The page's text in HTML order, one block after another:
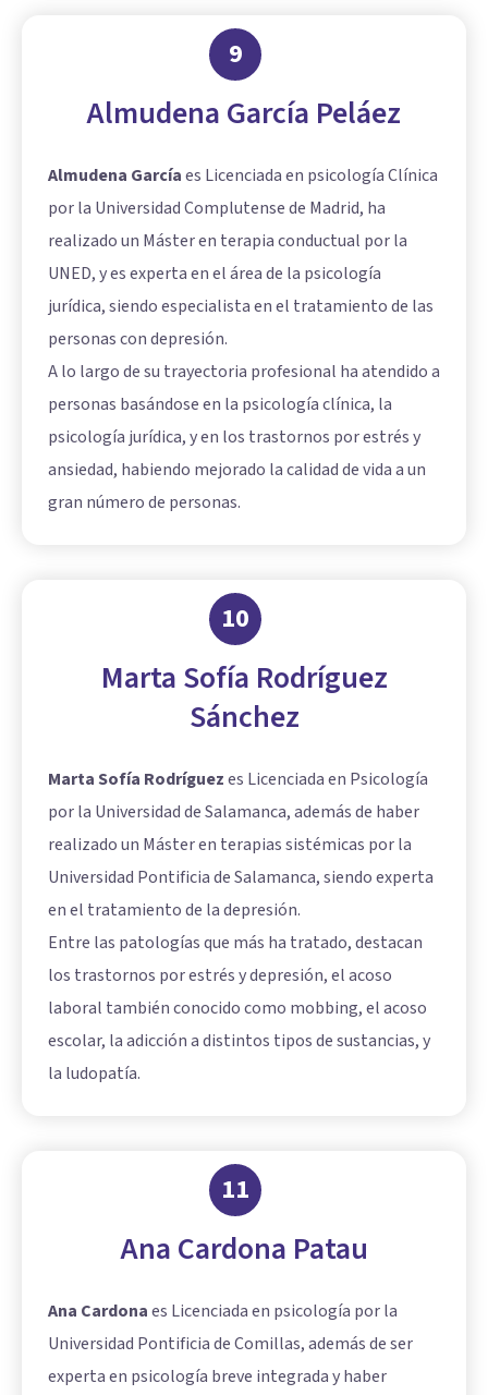
9
Almudena García Peláez
Almudena Garcíaes Licenciada en psicología Clínica
por la Universidad Complutense de Madrid, ha
realizado un Máster en terapia conductual por la
UNED, y es experta en el área de la psicología
jurídica, siendo especialista en el tratamiento de las
personas con depresión.
A lo largo de su trayectoria profesional ha atendido a
personas basándose en la psicología clínica, la
psicología jurídica, y en los trastornos por estrés y
ansiedad, habiendo mejorado la calidad de vida a un
gran número de personas.
10
Marta Sofía Rodríguez
Sánchez
Marta Sofía Rodríguezes Licenciada en Psicología
por la Universidad de Salamanca, además de haber
realizado un Máster en terapias sistémicas por la
Universidad Pontificia de Salamanca, siendo experta
en el tratamiento de la depresión.
Entre las patologías que más ha tratado, destacan
los trastornos por estrés y depresión, el acoso
laboral también conocido como mobbing, el acoso
escolar, la adicción a distintos tipos de sustancias, y
la ludopatía.
11
Ana Cardona Patau
Ana Cardonaes Licenciada en psicología por la
Universidad Pontificia de Comillas, además de ser
experta en psicología breve integrada y haber